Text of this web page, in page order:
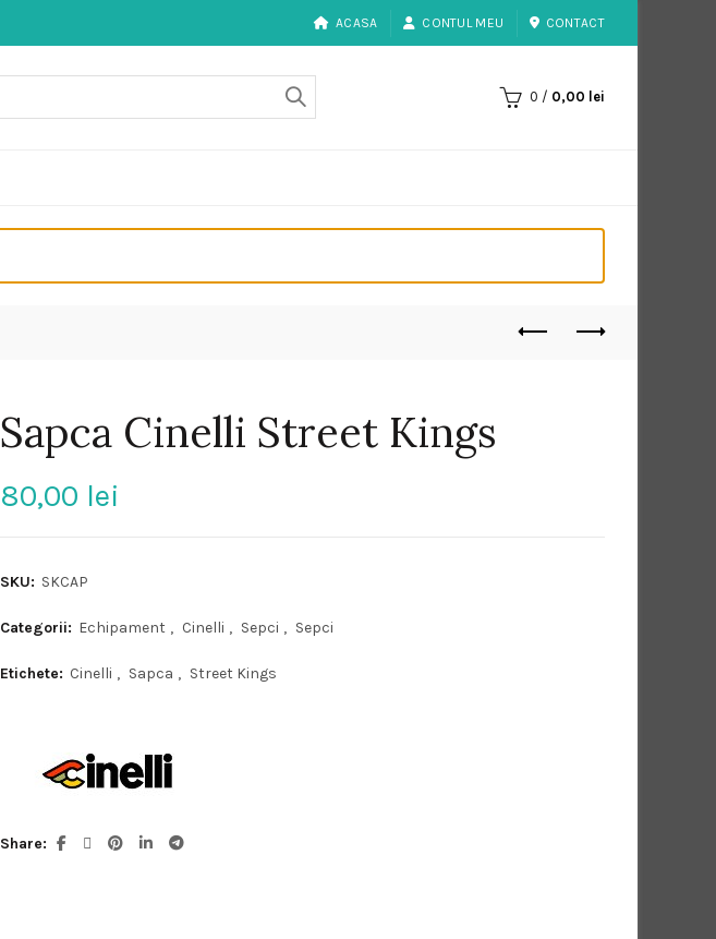
ACASA CONTUL MEU CONTACT
0 / 0,00 lei
Sapca Cinelli Street Kings
80,00 lei
SKU: SKCAP
Categorii: Echipament , Cinelli , Sepci , Sepci
Etichete: Cinelli , Sapca , Street Kings
Share